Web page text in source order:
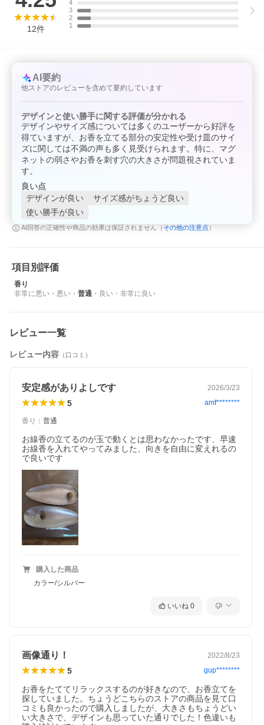
12件
4
3
2
1
AI要約
他ストアのレビューを含めて要約しています
デザインと使い勝手に関する評価が分かれる
デザインやサイズ感については多くのユーザーから好評を
得ていますが、お香を立てる部分の安定性や受け皿のサイ
ズに関しては不満の声も多く見受けられます。特に、マグ
ネットの弱さやお香を刺す穴の大きさが問題視されていま
す。
良い点
デザインが良い
サイズ感がちょうど良い
使い勝手が良い
AI回答の正確性や商品の効果は保証されません（ その他の注意点 ）
項目別評価
香り
非常に悪い ・ 悪い ・ 普通 ・ 良い ・ 非常に良い
レビュー一覧
レビュー内容 （口コミ）
安定感がありよしです 2026/3/23
5 amf********
香り ： 普通
お線香の立てるのが玉で動くとは思わなかったです、早速
お線香を入れてやってみました、向きを自由に変えれるの
で良いです
購入した商品
カラー/シルバー
いいね 0
画像通り！ 2022/8/23
5 gup********
お香をたててリラックスするのが好きなので、お香立てを
探していました。ちょうどこちらのストアの商品を見て口
コミも良かったので購入しましたが、大きさもちょうどい
い大きさで、デザインも思っていた通りでした！色違いも